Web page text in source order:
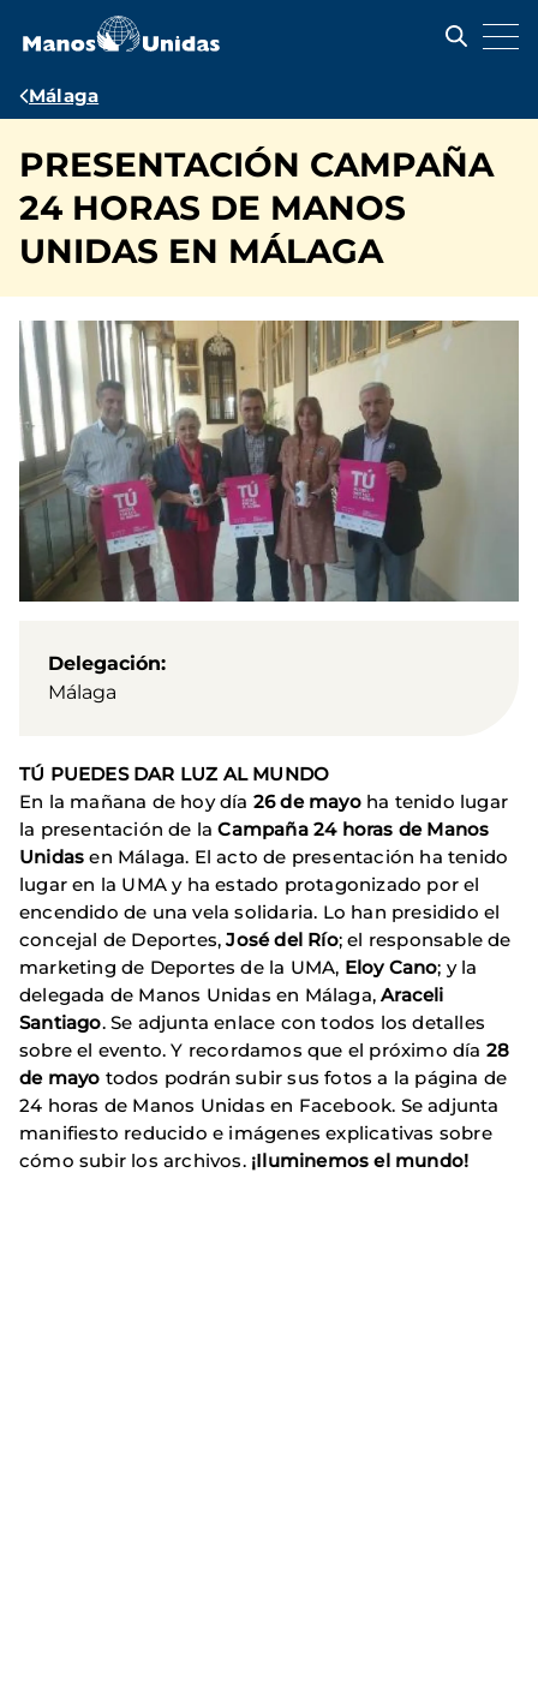
contenido
Ruta
navegación
Málaga
PRESENTACIÓN CAMPAÑA
24 HORAS DE MANOS
UNIDAS EN MÁLAGA
Delegación
Málaga
TÚ PUEDES DAR LUZ AL MUNDO
En la mañana de hoy día 26 de mayoha tenido lugar
la presentación de laCampaña 24 horas de Manos
Unidas en Málaga. El acto de presentación ha tenido
lugar en la UMA y ha estado protagonizado por el
encendido de una vela solidaria. Lo han presidido el
concejal de Deportes,José del Río; el responsable de
marketing de Deportes de la UMA, Eloy Cano; y la
delegada de Manos Unidas en Málaga,Araceli
Santiago. Se adjunta enlace con todos los detalles
sobre el evento. Y recordamos que el próximo día 28
de mayo todos podrán subir sus fotos a la página de
24 horas de Manos Unidas en Facebook. Se adjunta
manifiesto reducido e imágenes explicativas sobre
cómo subir los archivos. ¡Iluminemos el mundo!